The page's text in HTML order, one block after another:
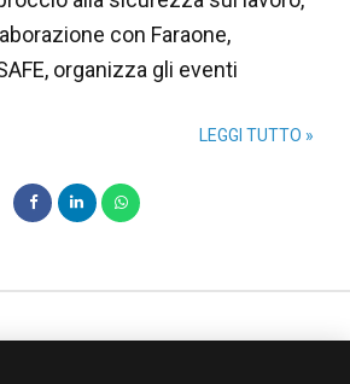
con Faraone,
organizza gli eventi
LEGGI TUTTO »